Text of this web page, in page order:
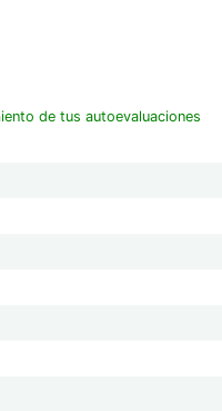
de tus autoevaluaciones